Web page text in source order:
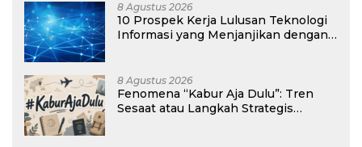
8 Agustus 2026
10 Prospek Kerja Lulusan Teknologi
Informasi yang Menjanjikan dengan
8 Agustus 2026
Fenomena “Kabur Aja Dulu”: Tren
Sesaat atau Langkah Strategis